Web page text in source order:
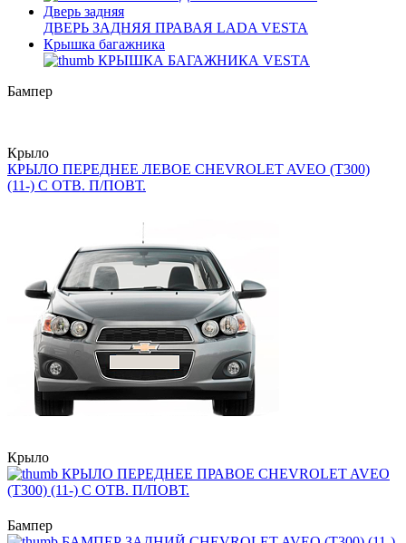
Дверь задняя
ДВЕРЬ ЗАДНЯЯ ПРАВАЯ LADA VESTA
Крышка багажника
КРЫШКА БАГАЖНИКА VESTA
Бампер
Крыло
КРЫЛО ПЕРЕДНЕЕ ЛЕВОЕ CHEVROLET AVEO (T300)
(11-) С ОТВ. П/ПОВТ.
Крыло
КРЫЛО ПЕРЕДНЕЕ ПРАВОЕ CHEVROLET AVEO
(T300) (11-) С ОТВ. П/ПОВТ.
Бампер